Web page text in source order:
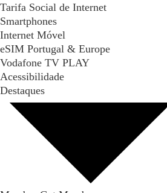
Tarifa Social de Internet
Smartphones
Internet Móvel
eSIM Portugal & Europe
Vodafone TV PLAY
Acessibilidade
Destaques